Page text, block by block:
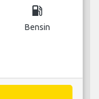
local_gas_station
Bensin